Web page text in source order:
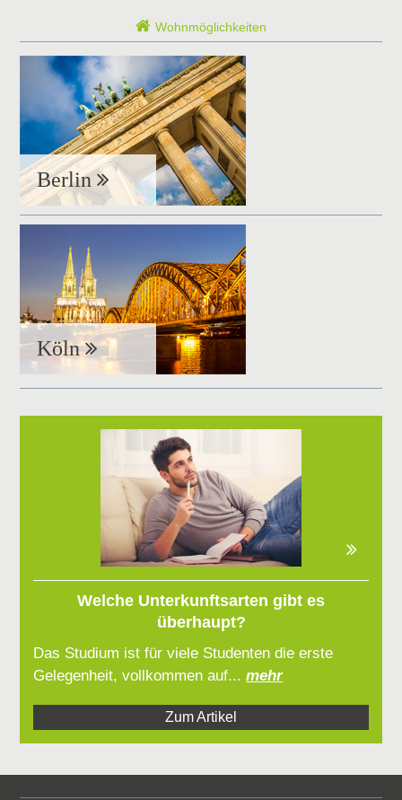
Wohnmöglichkeiten
Berlin
Köln
Welche Unterkunftsarten gibt es
überhaupt?
Das Studium ist für viele Studenten die erste
Gelegenheit, vollkommen auf...mehr
Zum Artikel